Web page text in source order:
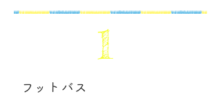
1
​フットバス